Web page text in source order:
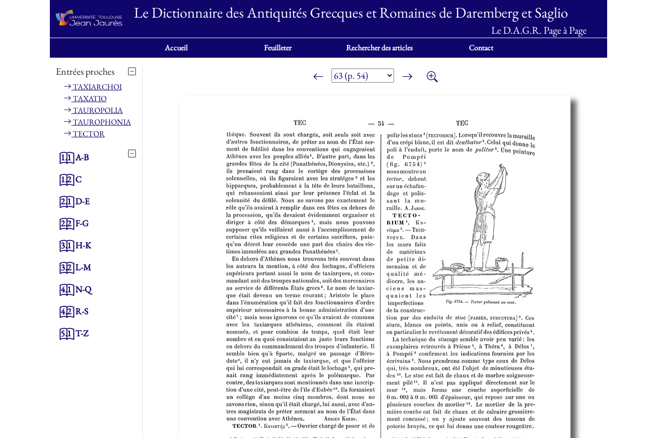
Le Dictionnaire des Antiquités Grecques et Romaines de Daremberg et Saglio
Le D.A.G.R. Page à Page
Accueil Feuilleter Rechercher des articles Contact
Entrées proches
TAXIARCHOI
TAXATIO
TAUROPOLIA
TAUROPHONIA
TECTOR
1.1A-B
1.2C
2.1D-E
2.2F-G
3.1H-K
3.2L-M
4.1N-Q
4.2R-S
5.1T-Z